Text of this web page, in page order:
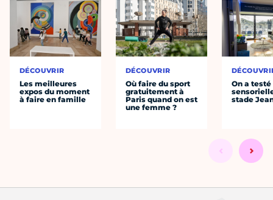
DÉCOUVRIR
Les meilleures
expos du moment
à faire en famille
DÉCOUVRIR
Où faire du sport
gratuitement à
Paris quand on est
une femme ?
On a
stade